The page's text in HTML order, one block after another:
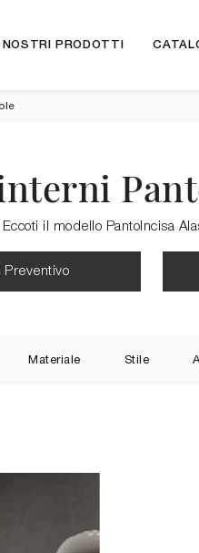
I NOSTRI PRODOTTI
il modello PantoIncisa
Preventivo
Materiale Stile